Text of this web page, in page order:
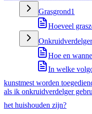
Grasgrond1
Hoeveel
Onkruidverdelger
Hoe en
In welke
kunstmest worden
als ik onkruidverdelger
het huishouden zijn?